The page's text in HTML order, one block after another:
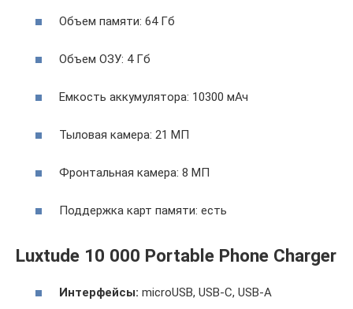
Объем памяти: 64 Гб
Объем ОЗУ: 4 Гб
Емкость аккумулятора: 10300 мАч
Тыловая камера: 21 МП
Фронтальная камера: 8 МП
Поддержка карт памяти: есть
Luxtude 10 000 Portable Phone Charger
Интерфейсы: microUSB, USB-C, USB-A